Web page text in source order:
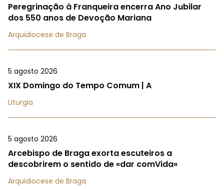
Peregrinação à Franqueira encerra Ano Jubilar
dos 550 anos de Devoção Mariana
Arquidiocese de Braga
5 agosto 2026
XIX Domingo do Tempo Comum | A
Liturgia
5 agosto 2026
Arcebispo de Braga exorta escuteiros a
descobrirem o sentido de «dar comVida»
Arquidiocese de Braga